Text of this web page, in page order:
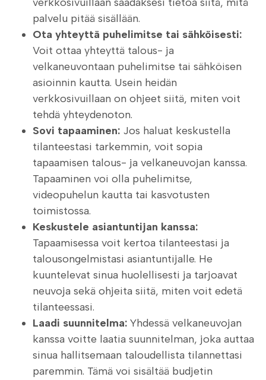
verkkosivuillaan saadaksesi tietoa siitä, mitä
palvelu pitää sisällään.
Ota yhteyttä puhelimitse tai sähköisesti:
Voit ottaa yhteyttä talous- ja
velkaneuvontaan puhelimitse tai sähköisen
asioinnin kautta. Usein heidän
verkkosivuillaan on ohjeet siitä, miten voit
tehdä yhteydenoton.
Sovi tapaaminen: Jos haluat keskustella
tilanteestasi tarkemmin, voit sopia
tapaamisen talous- ja velkaneuvojan kanssa.
Tapaaminen voi olla puhelimitse,
videopuhelun kautta tai kasvotusten
toimistossa.
Keskustele asiantuntijan kanssa:
Tapaamisessa voit kertoa tilanteestasi ja
talousongelmistasi asiantuntijalle. He
kuuntelevat sinua huolellisesti ja tarjoavat
neuvoja sekä ohjeita siitä, miten voit edetä
tilanteessasi.
Laadi suunnitelma: Yhdessä velkaneuvojan
kanssa voitte laatia suunnitelman, joka auttaa
sinua hallitsemaan taloudellista tilannettasi
paremmin. Tämä voi sisältää budjetin